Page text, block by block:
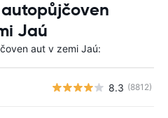
Jaú
aut v zemi Jaú:
8.3 (8812)